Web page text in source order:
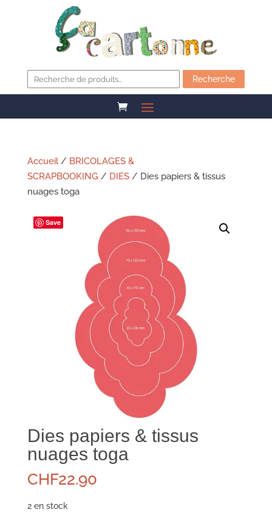
pour :
Recherche
Accueil/ BRICOLAGES &
SCRAPBOOKING / DIES/ Dies papiers & tissus
nuages toga
Save
Dies papiers & tissus
nuages toga
CHF22.90
2 en stock